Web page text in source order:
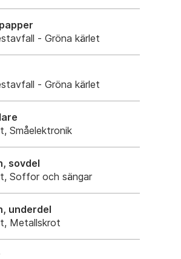
- Gröna kärlet
- Gröna kärlet
Småelektronik
sovdel
Soffor och sängar
underdel
Metallskrot